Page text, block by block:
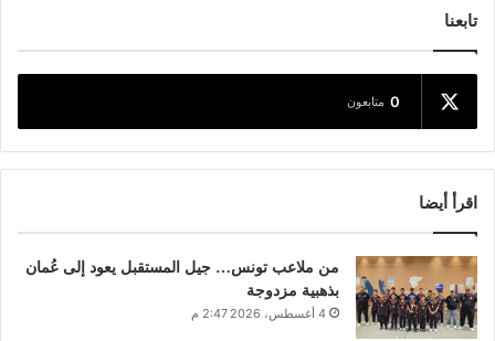
تابعنا
0 متابعون
اقرأ أيضا
من ملاعب تونس… جيل المستقبل يعود إلى عُمان
بذهبية مزدوجة
4 أغسطس، 2026 2:47 م